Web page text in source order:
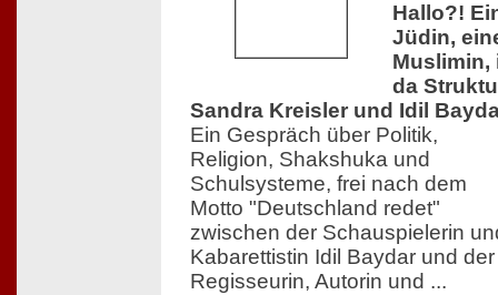
Hallo?!
Jüdin,
Muslimin,
da
Sandra Kreisler und Idil
Ein Gespräch über Politik,
Religion, Shakshuka und
Schulsysteme, frei nach dem
Motto "Deutschland redet"
zwischen der Schauspielerin
Kabarettistin Idil Baydar und der
Regisseurin, Autorin und ...